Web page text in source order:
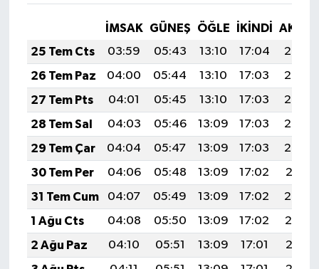
İMSAK GÜNEŞ ÖĞLE İKINDI
25 Tem Cts
03:59 05:43 13:10 17:04
20:26
26 Tem Paz
04:00 05:44 13:10 17:03
20:25
27 Tem Pts
04:01 05:45 13:10 17:03
20:24
28 Tem Sal
04:03 05:46 13:09 17:03
20:23
29 Tem Çar
04:04 05:47 13:09 17:03
20:22
30 Tem Per
04:06 05:48 13:09 17:02
20:21
31 Tem Cum
04:07 05:49 13:09 17:02
20:20
1 Ağu Cts
04:08 05:50 13:09 17:02
20:19
2 Ağu Paz
04:10 05:51 13:09 17:01
20:18